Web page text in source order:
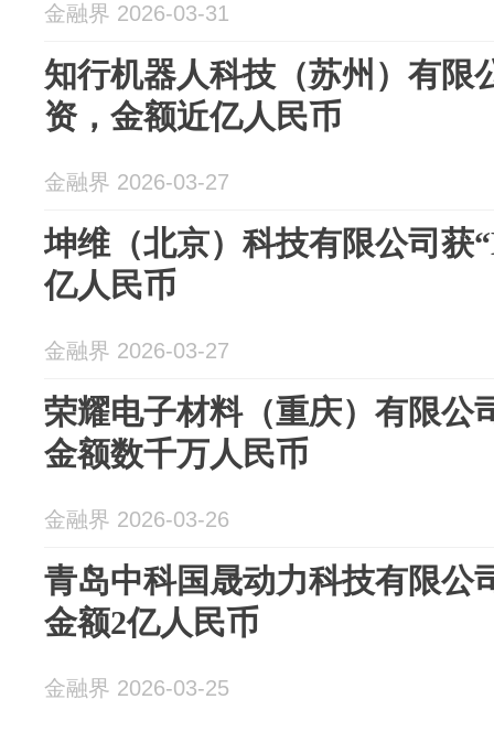
金融界 2026-03-31
知行机器人科技（苏州）有限
资，金额近亿人民币
金融界 2026-03-27
坤维（北京）科技有限公司获
亿人民币
金融界 2026-03-27
荣耀电子材料（重庆）有限公
金额数千万人民币
金融界 2026-03-26
青岛中科国晟动力科技有限公
金额2亿人民币
金融界 2026-03-25